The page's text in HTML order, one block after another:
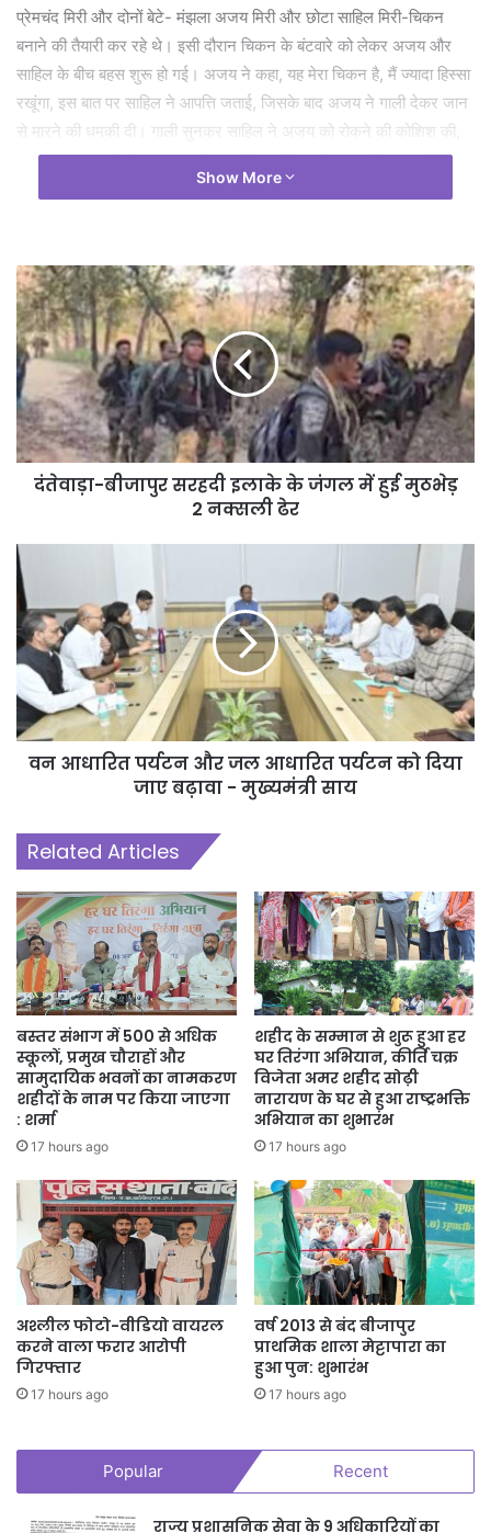
प्रेमचंद मिरी और दोनों बेटे- मंझला अजय मिरी और छोटा साहिल मिरी-चिकन
बनाने की तैयारी कर रहे थे। इसी दौरान चिकन के बंटवारे को लेकर अजय और
साहिल के बीच बहस शुरू हो गई। अजय ने कहा, यह मेरा चिकन है, मैं ज्यादा हिस्सा
रखूंगा, इस बात पर साहिल ने आपत्ति जताई, जिसके बाद अजय ने गाली देकर जान
से मारने की धमकी दी। गाली सुनकर साहिल ने अजय को रोकने की कोशिश की,
लेकिन अजय गुस्से में आगबबूला हो गया और उसने अपने पास रखी एक नुकीली
वस्तु से साहिल पर हमला कर दिया। अजय ने साहिल के बाएं कंधे के पास दो बार
लेकिन तब तक अजय मौके से भाग निकला। पुलिस ने अजय मिरी के खिलाफ
मारपीट, जान से मारने की धमकी और गंभीर चोट पहुंचाने के आरोप में मामला दर्ज
कर उसकी खोजबीन में जुट गई है।
Show More
दंतेवाड़ा-बीजापुर सरहदी इलाके के जंगल में हुई मुठभेड़
2 नक्सली ढेर
वन आधारित पर्यटन और जल आधारित पर्यटन को दिया
जाए बढ़ावा - मुख्यमंत्री साय
Related Articles
बस्तर संभाग में 500 से अधिक
स्कूलों, प्रमुख चौराहों और
सामुदायिक भवनों का नामकरण
शहीदों के नाम पर किया जाएगा
: शर्मा
17 hours ago
शहीद के सम्मान से शुरू हुआ हर
घर तिरंगा अभियान, कीर्ति चक्र
विजेता अमर शहीद सोढ़ी
नारायण के घर से हुआ राष्ट्रभक्ति
अभियान का शुभारंभ
17 hours ago
अश्लील फोटो-वीडियो वायरल
करने वाला फरार आरोपी
गिरफ्तार
17 hours ago
वर्ष 2013 से बंद बीजापुर
प्राथमिक शाला मेट्टापारा का
हुआ पुन: शुभारंभ
17 hours ago
Popular Recent
राज्य प्रशासनिक सेवा के 9 अधिकारियों का